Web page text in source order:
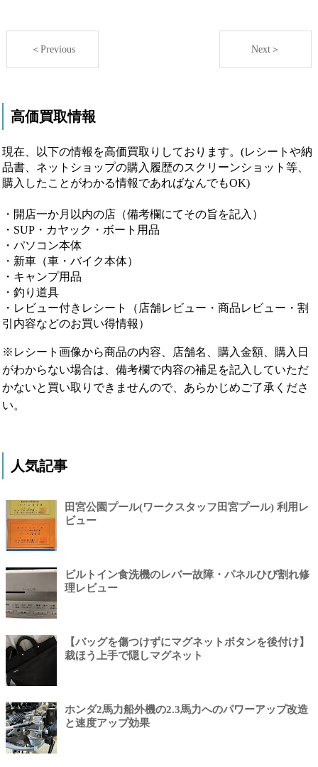
＜Previous Next＞
高価買取情報
現在、以下の情報を高価買取りしております。(レシートや納
品書、ネットショップの購入履歴のスクリーンショット等、
購入したことがわかる情報であればなんでもOK)
・開店一か月以内の店（備考欄にてその旨を記入）
・SUP・カヤック・ボート用品
・パソコン本体
・新車（車・バイク本体）
・キャンプ用品
・釣り道具
・レビュー付きレシート（店舗レビュー・商品レビュー・割
引内容などのお買い得情報）
※レシート画像から商品の内容、店舗名、購入金額、購入日
がわからない場合は、備考欄で内容の補足を記入していただ
かないと買い取りできませんので、あらかじめご了承くださ
い。
人気記事
田宮公園プール(ワークスタッフ田宮プール) 利用レ
ビュー
ビルトイン食洗機のレバー故障・パネルひび割れ修
理レビュー
【バッグを傷つけずにマグネットボタンを後付け】
裁ほう上手で隠しマグネット
ホンダ2馬力船外機の2.3馬力へのパワーアップ改造
と速度アップ効果